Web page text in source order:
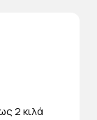
2 κιλά